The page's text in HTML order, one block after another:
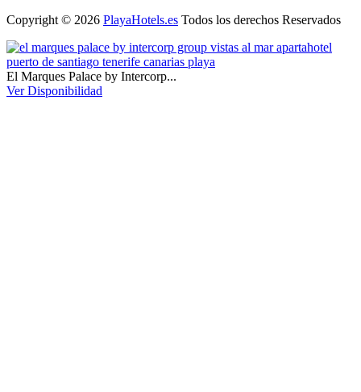
Copyright © 2026 PlayaHotels.es Todos los derechos Reservados
El Marques Palace by Intercorp...
Ver Disponibilidad